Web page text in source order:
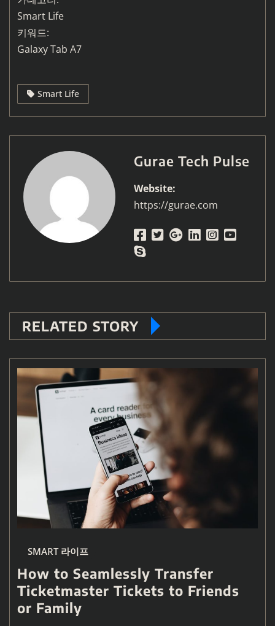
Smart Life
키워드:
Galaxy Tab A7
Smart Life
Gurae Tech Pulse
Website:
https://gurae.com
RELATED STORY
SMART 라이프
How to Seamlessly Transfer
Ticketmaster Tickets to Friends
or Family